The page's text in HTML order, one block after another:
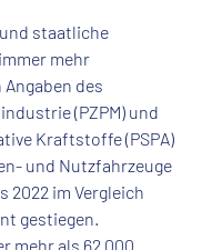
staatliche
mehr
Angaben des
(PZPM) und
Kraftstoffe (PSPA)
und Nutzfahrzeuge
2022 im Vergleich
gestiegen.
mehr als 62 000